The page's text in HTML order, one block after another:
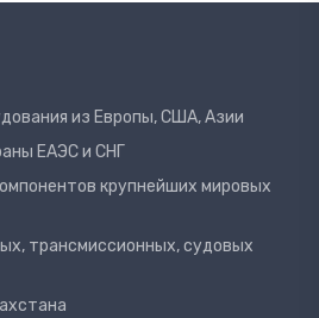
из Европы, США, Азии
ЕАЭС и СНГ
крупнейших мировых
трансмиссионных, судовых